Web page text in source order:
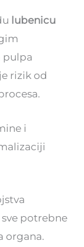
lubenicu
pulpa
rizik od
i
potrebne
organa.